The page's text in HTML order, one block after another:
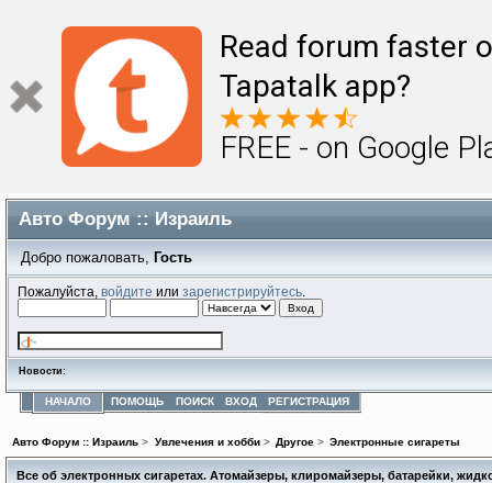
Read forum faster
Tapatalk app?
FREE - on Google
Авто Форум :: Израиль
Добро пожаловать, Гость
Пожалуйста,войдите илизарегистрируйтесь
Новости:
НАЧАЛО ПОМОЩЬ ПОИСК ВХОД РЕГИСТРАЦИЯ
Авто Форум :: Израиль > Увлечения и хобби> Другое> Электронные сигареты
Все об электронных сигаретах. Атомайзеры, клиромайзеры, батарейки,